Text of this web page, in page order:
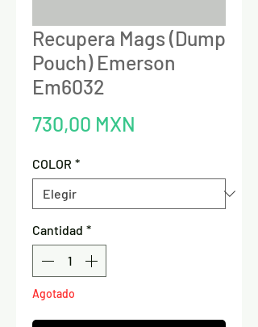
Recupera Mags (Dump
Pouch) Emerson
Em6032
730,00 MXN
COLOR *
Cantidad *
Agotado